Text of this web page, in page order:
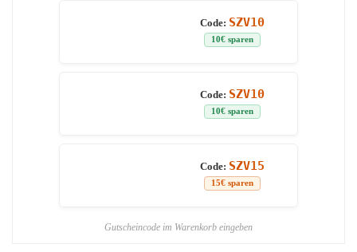
Code: SZV10
10€ sparen
Code: SZV10
10€ sparen
Code: SZV15
15€ sparen
Gutscheincode im Warenkorb eingeben